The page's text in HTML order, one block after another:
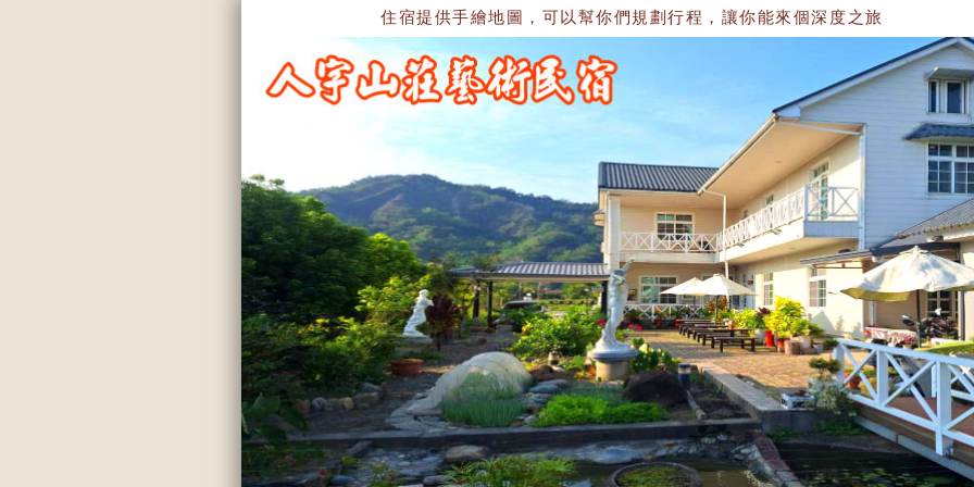
住宿提供手繪地圖，可以幫你們規劃行程，讓你能來個深度之旅